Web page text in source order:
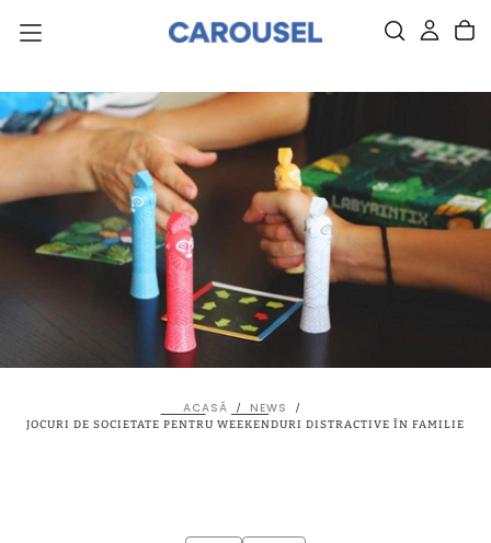
SARI
DIRECT
LA
ACASĂ / NEWS
/
JOCURI DE SOCIETATE PENTRU WEEKENDURI DISTRACTIVE ÎN FAMILIE